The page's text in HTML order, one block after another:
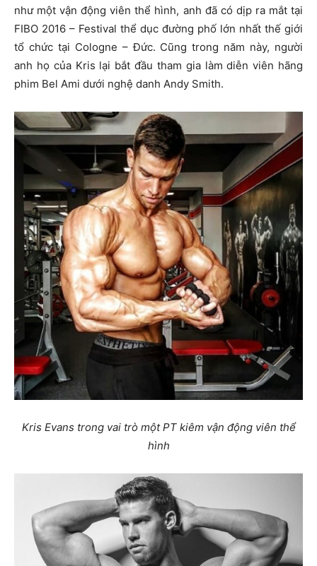
như một vận động viên thể hình, anh đã có dịp ra mắt tại
FIBO 2016 – Festival thể dục đường phố lớn nhất thế giới
tổ chức tại Cologne – Đức. Cũng trong năm này, người
anh họ của Kris lại bắt đầu tham gia làm diễn viên hãng
phim Bel Ami dưới nghệ danh Andy Smith.
Kris Evans trong vai trò một PT kiêm vận động viên thể
hình